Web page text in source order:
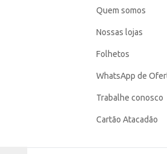
Quem somos
Nossas lojas
Folhetos
WhatsApp de
Trabalhe conosco
Cartão Atacadão